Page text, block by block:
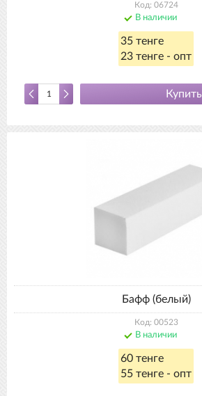
Код: 06724
В наличии
35 тенге
23 тенге - опт
Купить
Бафф (белый)
Код: 00523
В наличии
60 тенге
55 тенге - опт